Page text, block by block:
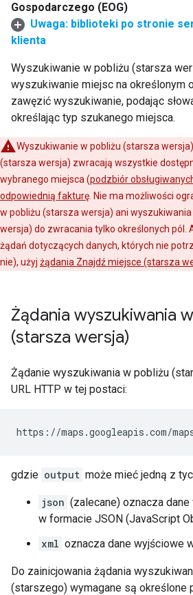
Gospodarczego (EOG)
Uwaga: biblioteki po stronie
klienta
Wyszukiwanie w pobliżu (starsza
wyszukiwanie miejsc na określonym
zawęzić wyszukiwanie, podając
określając typ szukanego miejsca.
Wyszukiwanie w pobliżu (starsza
(starsza wersja) zwracają wszystkie
wybranego miejsca (podzbiór
odpowiednią fakturę . Nie ma możliwości
w pobliżu (starsza wersja) ani
wersja) do zwracania tylko określonych pól.
żądań dotyczących danych, których nie
nie), użyj żądania Znajdź miejsce (starsza
Żądania wyszukiwania
(starsza wersja)
Żądanie wyszukiwania w pobliżu
URL HTTP w tej postaci:
https://maps.googleapis.com/
gdzie output może mieć jedną z
json (zalecane) oznacza
w formacie JSON (JavaScript
xml oznacza dane wyjściowe
Do zainicjowania żądania
(starszego) wymagane są określone